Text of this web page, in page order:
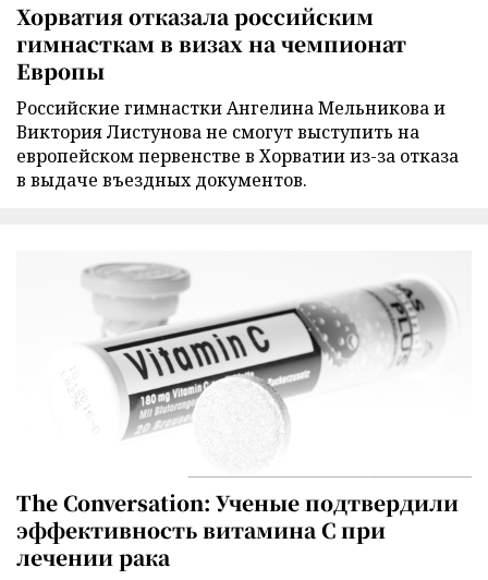
Хорватия отказала российским
гимнасткам в визах на чемпионат
Европы
Российские гимнастки Ангелина Мельникова и
Виктория Листунова не смогут выступить на
европейском первенстве в Хорватии из-за отказа
в выдаче въездных документов.
The Conversation: Ученые подтвердили
эффективность витамина C при
лечении рака